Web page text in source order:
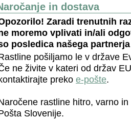
in dostava
Zaradi trenutnih
moremo vplivati in/ali
posledica našega
pošiljamo le v države
ne živite v kateri od držav
preko e-pošte.
rastline hitro, varno
Slovenije.